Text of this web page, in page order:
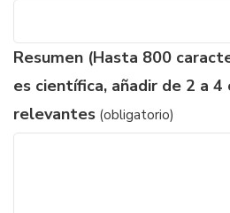
Resumen (Hasta 800
es científica, añadir de 2 a 4
relevantes (obligatorio)